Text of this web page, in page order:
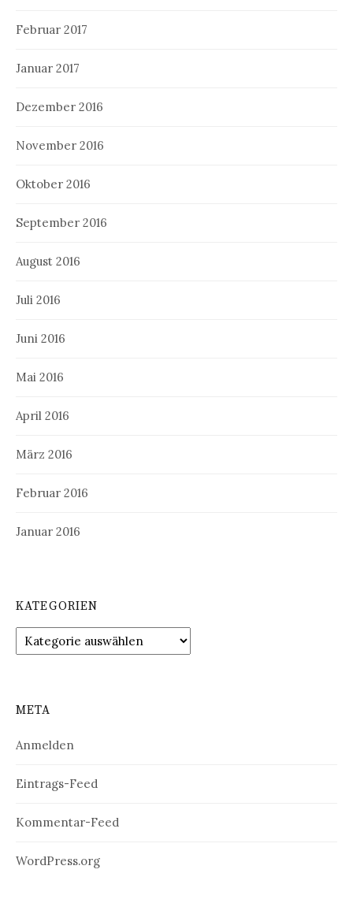
Februar 2017
Januar 2017
Dezember 2016
November 2016
Oktober 2016
September 2016
August 2016
Juli 2016
Juni 2016
Mai 2016
April 2016
März 2016
Februar 2016
Januar 2016
KATEGORIEN
Kategorien
META
Anmelden
Eintrags-Feed
Kommentar-Feed
WordPress.org